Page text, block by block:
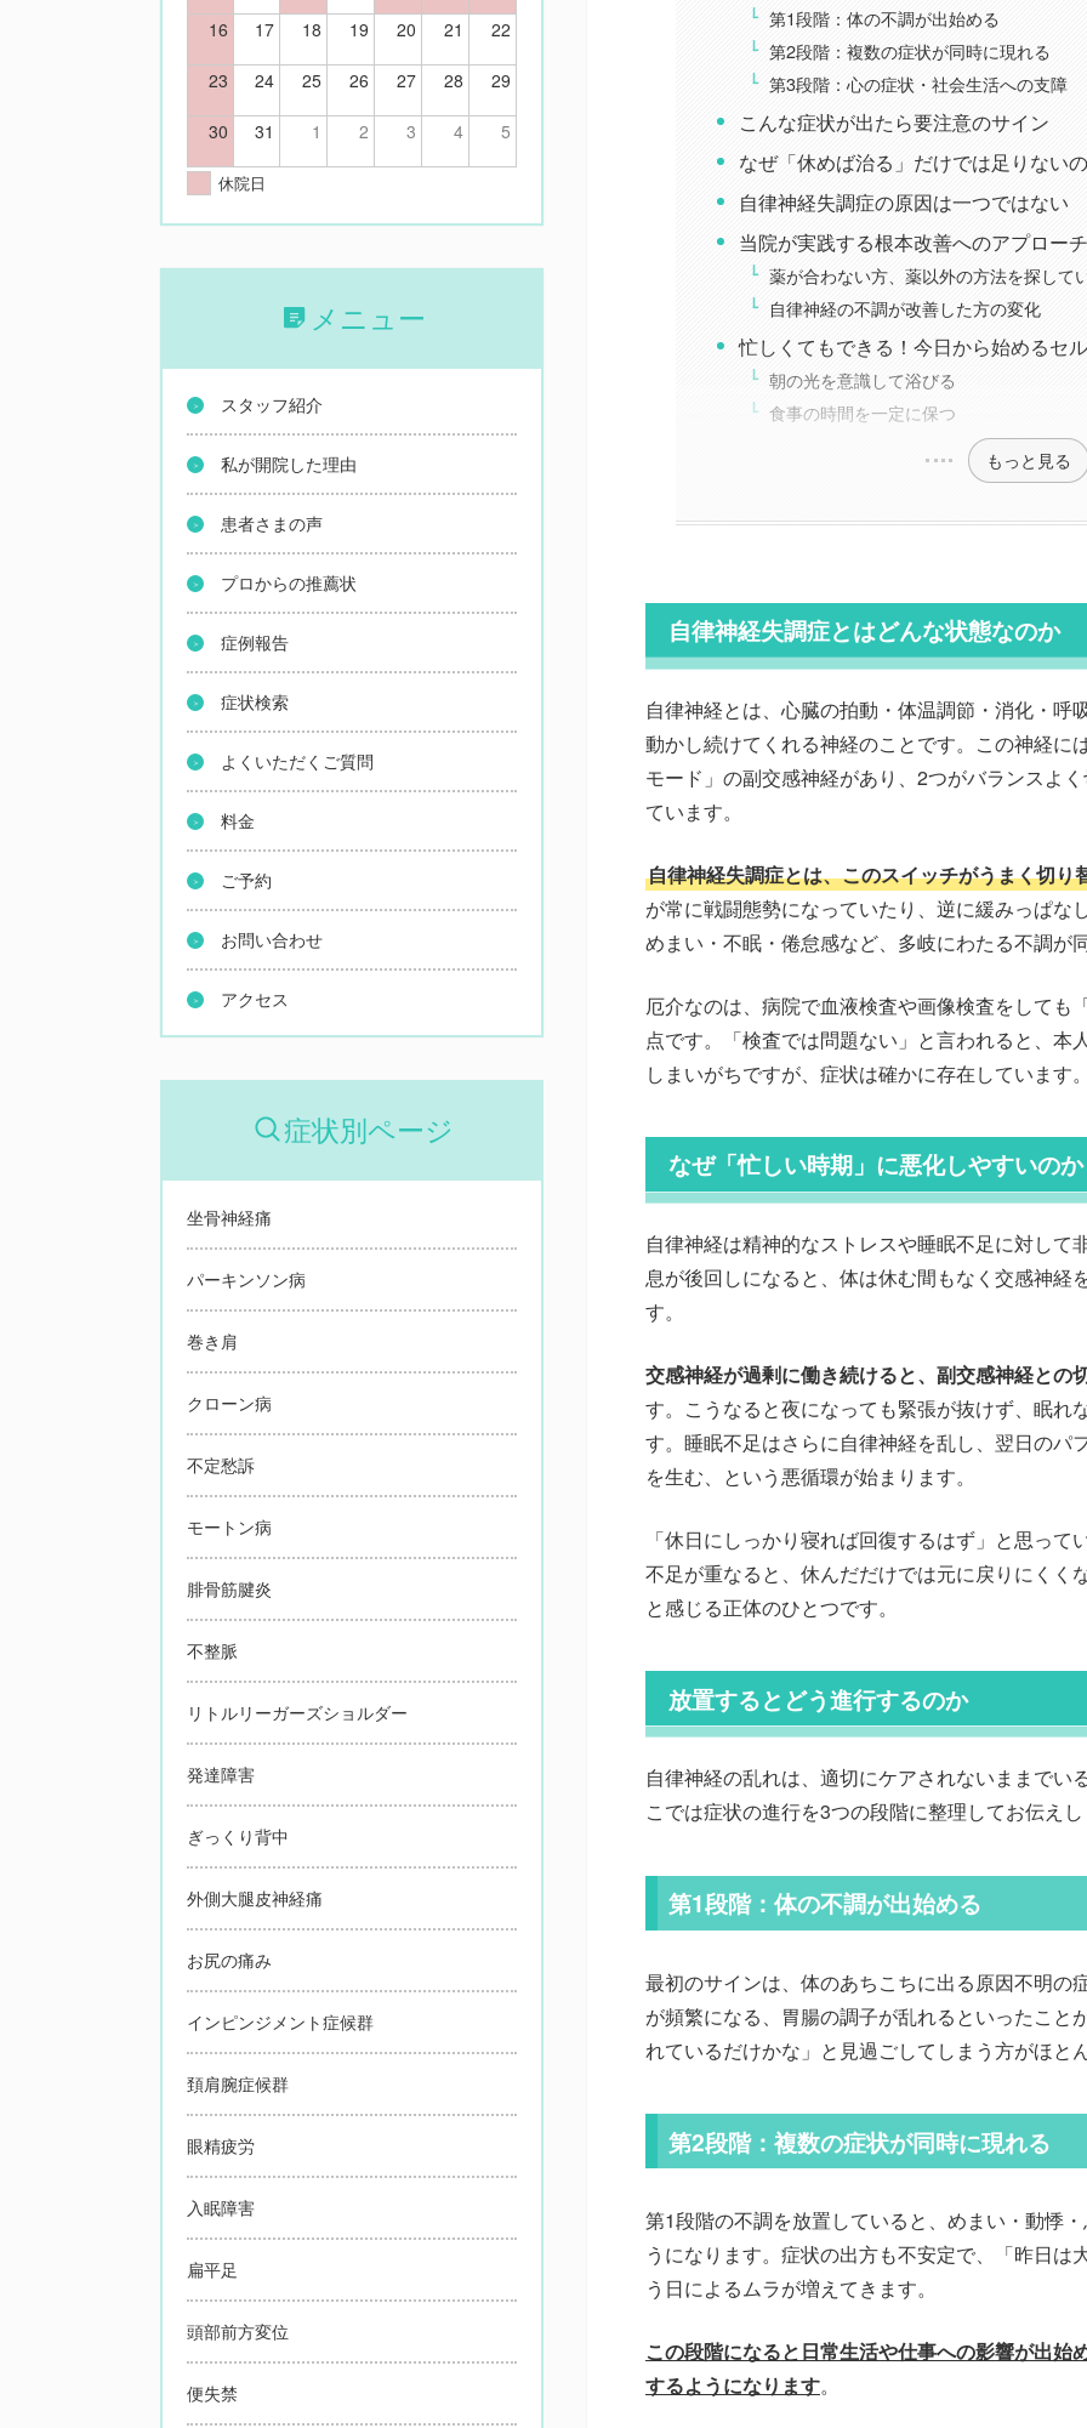
第1段階：体の不調が出始める
第2段階：複数の症状が同時に現れる
第3段階：心の症状・社会生活への支障
こんな症状が出たら要注意のサイン
なぜ「休めば治る」だけでは足りない
自律神経失調症の原因は一つではない
当院が実践する根本改善へのアプローチ
薬が合わない方、薬以外の方法を探して
自律神経の不調が改善した方の変化
忙しくてもできる！今日から始めるセ
朝の光を意識して浴びる
食事の時間を一定に保つ
もっと見る
自律神経失調症とはどんな状態なのか
自律神経とは、心臓の拍動・体温調節・消化・呼
動かし続けてくれる神経のことです。この神経に
モード」の副交感神経があり、2つがバランスよ
ています。
自律神経失調症とは、このスイッチがうまく切り
が常に戦闘態勢になっていたり、逆に緩みっぱな
めまい・不眠・倦怠感など、多岐にわたる不調が
厄介なのは、病院で血液検査や画像検査をしても
点です。「検査では問題ない」と言われると、本
しまいがちですが、症状は確かに存在しています。
なぜ「忙しい時期」に悪化しやすいのか
自律神経は精神的なストレスや睡眠不足に対して
息が後回しになると、体は休む間もなく交感神経
す。
交感神経が過剰に働き続けると、副交感神経との
す。こうなると夜になっても緊張が抜けず、眠れ
す。睡眠不足はさらに自律神経を乱し、翌日のパ
を生む、という悪循環が始まります。
「休日にしっかり寝れば回復するはず」と思っ
不足が重なると、休んだだけでは元に戻りにくく
と感じる正体のひとつです。
放置するとどう進行するのか
自律神経の乱れは、適切にケアされないままでい
こでは症状の進行を3つの段階に整理してお伝えし
第1段階：体の不調が出始める
最初のサインは、体のあちこちに出る原因不明の
が頻繁になる、胃腸の調子が乱れるといったこと
れているだけかな」と見過ごしてしまう方がほとん
第2段階：複数の症状が同時に現れる
第1段階の不調を放置していると、めまい・動悸
うになります。症状の出方も不安定で、「昨日は
う日によるムラが増えてきます。
この段階になると日常生活や仕事への影響が出始
するようになります。
16 17 18 19 20 21 22
23 24 25 26 27 28 29
30 31 1 2 3 4 5
休院日
メニュー
スタッフ紹介
私が開院した理由
患者さまの声
プロからの推薦状
症例報告
症状検索
よくいただくご質問
料金
ご予約
お問い合わせ
アクセス
症状別ページ
坐骨神経痛
パーキンソン病
巻き肩
クローン病
不定愁訴
モートン病
腓骨筋腱炎
不整脈
リトルリーガーズショルダー
発達障害
ぎっくり背中
外側大腿皮神経痛
お尻の痛み
インピンジメント症候群
頚肩腕症候群
眼精疲労
入眠障害
扁平足
頭部前方変位
便失禁